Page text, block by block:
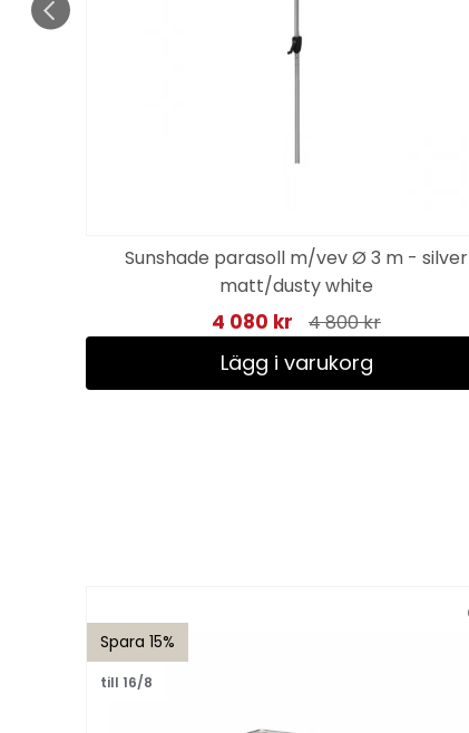
Sunshade parasoll m/vev Ø 3 m - silver
matt/dusty white
4 080 kr 4 800 kr
Lägg i varukorg
Spara 15%
till 16/8